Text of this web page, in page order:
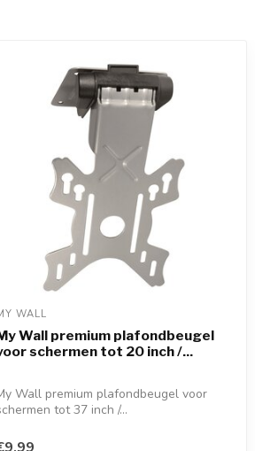
WALL
Wall premium plafondbeugel
schermen tot 20 inch /...
Wall premium plafondbeugel voor
tot 37 inch /...